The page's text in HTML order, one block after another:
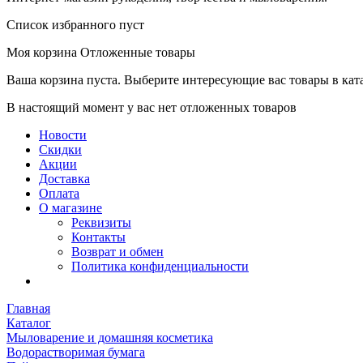
Список избранного пуст
Моя корзина Отложенные товары
Ваша корзина пуста. Выберите интересующие вас товары в
В настоящий момент у вас нет отложенных товаров
Новости
Скидки
Акции
Доставка
Оплата
О магазине
Реквизиты
Контакты
Возврат и обмен
Политика конфиденциальности
Главная
Каталог
Мыловарение и домашняя косметика
Водорастворимая бумага